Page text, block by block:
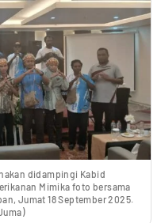
didampingi Kabid
Mimika foto bersama
Jumat 18 September 2025.